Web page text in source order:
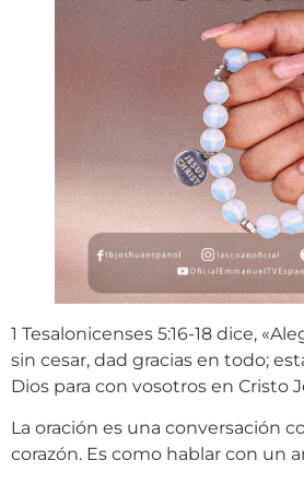
1 Tesalonicenses 5:16-18 dice,
sin cesar, dad gracias en todo;
Dios para con vosotros en Cristo
La oración es una conversación
corazón. Es como hablar con un